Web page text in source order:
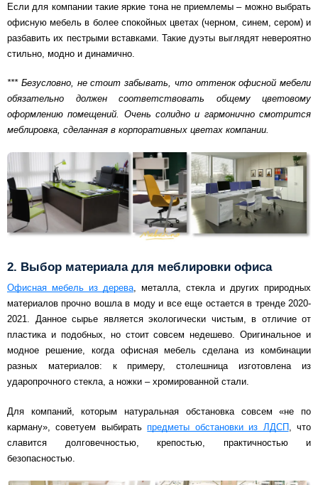
Если для компании такие яркие тона не приемлемы – можно выбрать
офисную мебель в более спокойных цветах (черном, синем, сером) и
разбавить их пестрыми вставками. Такие дуэты выглядят невероятно
стильно, модно и динамично.
*** Безусловно, не стоит забывать, что оттенок офисной мебели
обязательно должен соответствовать общему цветовому
оформлению помещений. Очень солидно и гармонично смотрится
меблировка, сделанная в корпоративных цветах компании.
2. Выбор материала для меблировки офиса
Офисная мебель из дерева, металла, стекла и других природных
материалов прочно вошла в моду и все еще остается в тренде 2020-
2021. Данное сырье является экологически чистым, в отличие от
пластика и подобных, но стоит совсем недешево. Оригинальное и
модное решение, когда офисная мебель сделана из комбинации
разных материалов: к примеру, столешница изготовлена из
ударопрочного стекла, а ножки – хромированной стали.
Для компаний, которым натуральная обстановка совсем «не по
карману», советуем выбиратьпредметы обстановки из ЛДСП
, что
славится долговечностью, крепостью, практичностью и
безопасностью.